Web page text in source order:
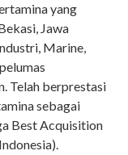
yang
Jawa
Marine,
Telah berprestasi
sebagai
Best Acquisition